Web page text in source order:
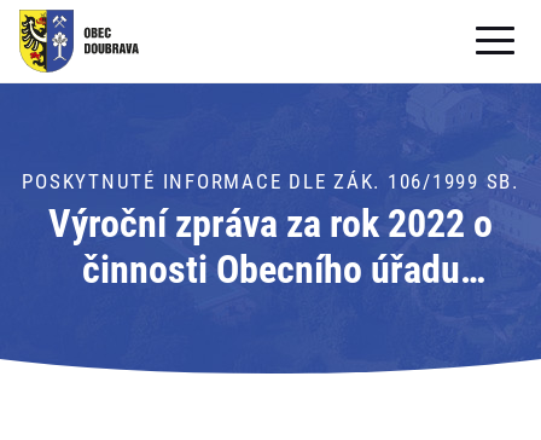
OBECNÍ ÚŘAD
PRO OBČANY
Formuláře ke stažení
PRO TURISTY
POSKYTNUTÉ INFORMACE DLE ZÁK. 106/1999 SB.
Výroční zpráva za rok 2022 o
činnosti Obecního úřadu
informací podle zák. 106/1999